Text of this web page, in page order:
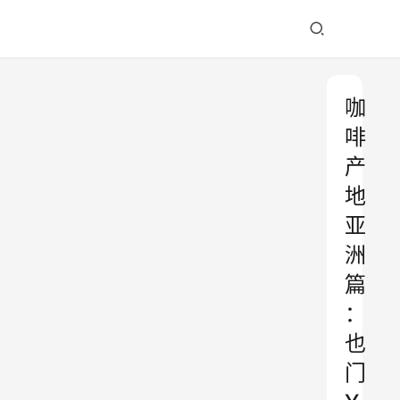
咖
啡
产
地
亚
洲
篇
：
也
门